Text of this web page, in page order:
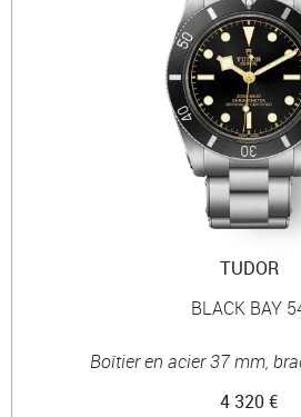
TUDOR
BLACK BAY
Boîtier en acier 37 mm,
4 320 €